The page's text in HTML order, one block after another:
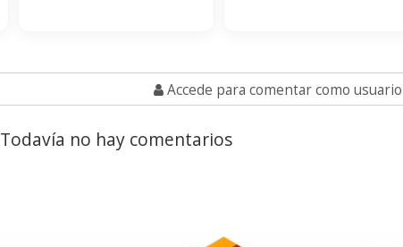
Accede para comentar como usuario
Todavía no hay comentarios